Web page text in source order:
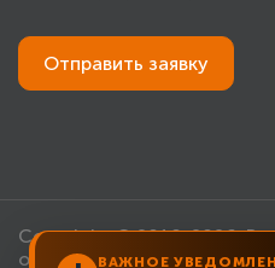
Отправить заявку
Copyright © 2010-2026.
обязательна.
ВАЖНОЕ